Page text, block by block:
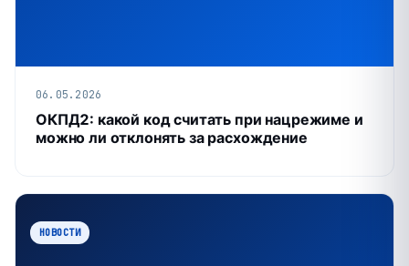
06.05.2026
ОКПД2: какой код считать при нацрежиме и
можно ли отклонять за расхождение
НОВОСТИ